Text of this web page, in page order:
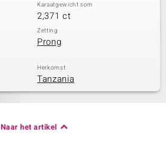
Karaatgewicht som
2,371 ct
Zetting
Prong
Herkomst
Tanzania
Naar het artikel